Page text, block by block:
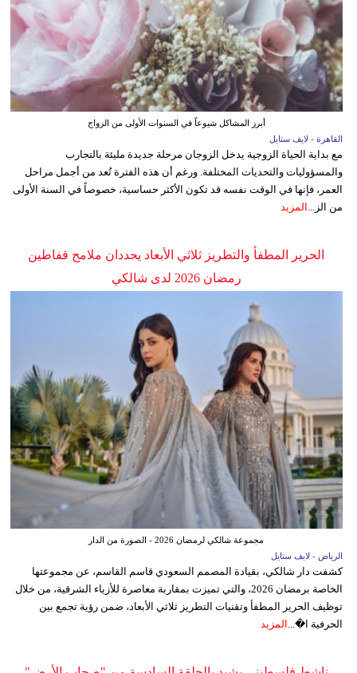
أبرز المشاكل شيوعاً في السنوات الأولى من الزواج
القاهرة - لايف ستايل
مع بداية الحياة الزوجية يدخل الزوجان مرحلة جديدة مليئة بالتجارب
والمسؤوليات والتحديات المختلفة. ورغم أن هذه الفترة تُعد من أجمل مراحل
العمر، فإنها في الوقت نفسه قد تكون الأكثر حساسية، خصوصاً في السنة الأولى
من الز...
المزيد
الحرير المطفأ والتطريز ثلاثي الأبعاد يحددان ملامح قفاطين
رمضان 2026 لدى شالكي
مجموعة شالكي لرمضان 2026 - الصورة من الدار
الرياض - لايف ستايل
كشفت دار شالكي، بقيادة المصمم السعودي قاسم القاسم، عن مجموعتها
الخاصة برمضان 2026، والتي تميزت بمقاربة معاصرة للأزياء الشرقية، من خلال
توظيف الحرير المطفأ وتقنيات التطريز ثلاثي الأبعاد، ضمن رؤية تجمع بين
الحرفية ا�... المزيد